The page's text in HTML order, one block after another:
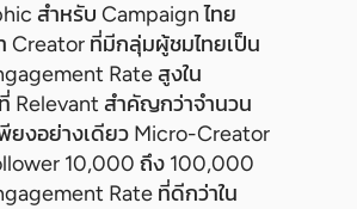
สำหรับ Campaign ไทย
Creator ที่มีกลุ่มผู้ชมไทยเป็น
Rate สูงใน
Relevant สำคัญกว่าจำนวน
ยงอย่างเดียว Micro-Creator
10,000 ถึง 100,000
Rate ที่ดีกว่าใน